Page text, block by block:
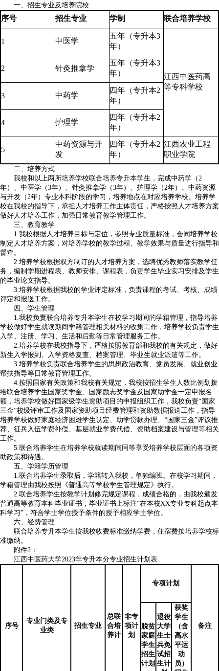
一、招生专业及培养院校
序号 招生专业 学制 联合培养学校
1 中医学
五年（专升本3
年）
江西中医药高
等专科学校
2 针灸推拿学
五年（专升本3
年）
3 中药学
四年（专升本2
年）
4 护理学
四年（专升本2
年）
5
中药资源与开
发
四年（专升本2
年）
江西农业工程
职业学院
二、培养方式
我校和以上两所培养学校联合培养专升本学生，完成中药学（2
年）、中医学（3年）、针灸推拿学（3年）、护理学（2年）、中药资源
与开发（2年）专业本科阶段的学习，培养地点在对应培养学校。培养学
校在我校的指导下，承担人才培养工作主体责任，严格按照人才培养方案
做好人才培养工作，加强日常教育教学管理工作。
三、教育教学
1.我校根据人才培养目标与定位，参照专业质量标准，会同培养学校
制定人才培养方案，对培养学校的教学过程、教学效果与质量进行指导和
督查。
2.培养学校根据双方制订的人才培养方案，选聘优秀教师落实教学任
务，编制学期进程表、教师安排、课程表，负责学生毕业实习安排及学生
的毕业论文指导。
3.培养学校根据我校的学业评定标准，负责课程的考试、考核、成绩
评定和报送工作。
四、学生管理
1.我校负责联合培养专升本学生在校学习期间的学籍管理，指导培养
学校做好学生就读期间学籍管理相关材料的收集工作，培养学校负责学生
入学、注册、学习、生活和后勤等日常管理服务工作。
2.培养学校在我校指导下，严格按照教育部和我校的有关规定，做好
新生入学报到、入学资格复查、档案管理、毕业生就业派遣等工作。
3.培养学校负责联合培养学生的思想政治教育、党员发展、就业创业
帮扶指导等日常教育管理工作。
4.按照国家有关政策和我校有关规定，我校按招生学生人数比例划拨
给联合培养学生国家奖学金、国家励志奖学金及国家助学金一定申报名
额，培养学校做好国家级学生资助项目的申报组织工作，我校负责“国家
三金”校级评审工作及国家资助项目经费管理和资助数据报送工作，指导
培养学校做好家庭经济困难学生认定、助学贷款办理、“国家三金”评议推
荐、征兵入伍学费补偿、基层就业学费代偿、资助档案建设与管理等相关
工作。
5.联合培养学生在培养学校就读期间同等享受培养学校层面的各项资
助政策和待遇。
五、学籍学历管理
1.联合培养学生录取后，学籍转入我校，单独编班。在校学习期间，
学籍管理由我校按照《普通高等学校学生管理规定》执行。
2.联合培养学生按教学计划修完规定课程，成绩合格的，由我校颁发
普通高等教育本科毕业证书，毕业证书上标注“在本校XX专业专科起点本
科学习”，符合学士学位授予条件的授予相应学士学位。
六、经费管理
联合培养专升本学生按我校收费标准缴纳学费，住宿费按培养学校标
准缴纳。
附件2：
江西中医药大学2023年专升本分专业招生计划表
序号
专业门类及专
业类
招生专业
总联
合培
养计
非专
项计
划
专项计划
备注
脱贫
家庭
学生
招生
计划
退役
大学
生士
兵免
试招
生计
获奖
学生
（含
高水
平运
动
员）